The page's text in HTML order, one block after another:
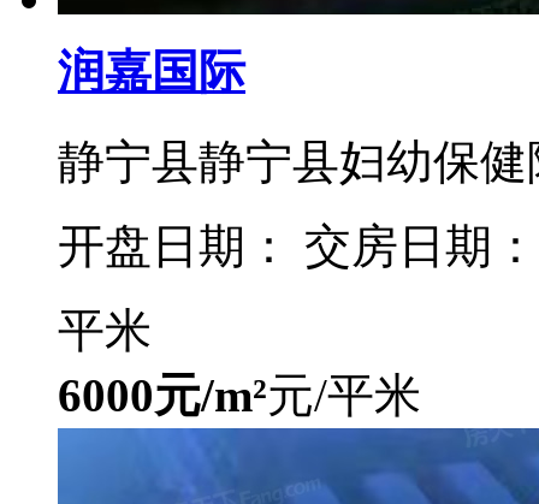
润嘉国际
静宁县静宁县妇幼保健
开盘日期： 交房日期：
平米
6000元/m²元/平米